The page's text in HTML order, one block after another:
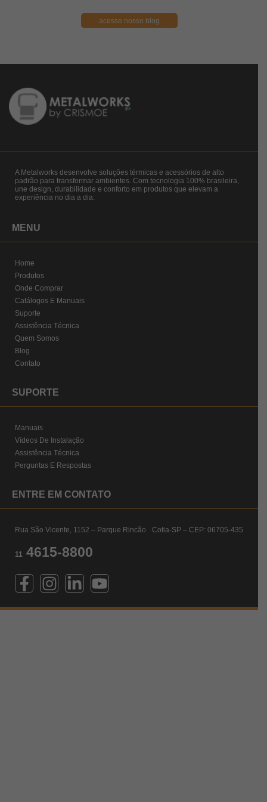
acesse nosso blog
A Metalworks desenvolve soluções térmicas e acessórios de alto
padrão para transformar ambientes. Com tecnologia 100% brasileira,
une design, durabilidade e conforto em produtos que elevam a
experiência no dia a dia.
MENU
Home
Produtos
Onde Comprar
Catálogos E Manuais
Suporte
Assistência Técnica
Quem Somos
Blog
Contato
SUPORTE
Manuais
Vídeos De Instalação
Assistência Técnica
Perguntas E Respostas
ENTRE EM CONTATO
Rua São Vicente, 1152 – Parque Rincão Cotia-SP – CEP: 06705-435
11 4615-8800